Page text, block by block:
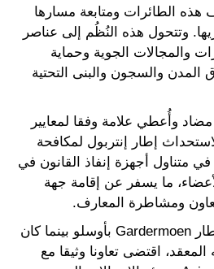
الطائرات ومتابعة مسارها
وتتحول هذه النُظُم إلى عناصر
والمجالات الجوية وحماية
والسجون والبنى التحتية
وأُعطي علامة وفقا لمعايير
إطار إنتربول لمكافحة
متناول أجهزة إنفاذ القانون في
المنظمة الـ 194 الأعضاء، ما يسفر عن إقامة جهة
ومشاطرة المعارف.
وقد أُجري التمرين في مطار Gardermoen بأوسلو بينما كان
اقتضى تعاونا وثيقا مع